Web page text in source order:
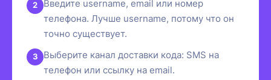
Введите username, email или номер
телефона. Лучше username, потому что он
точно существует.
Выберите канал доставки кода: SMS на
телефон или ссылку на email.